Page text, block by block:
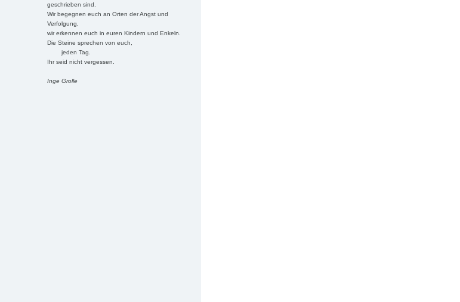
geschrieben sind.
Wir begegnen euch an Orten der Angst und
Verfolgung,
wir erkennen euch in euren Kindern und Enkeln.
Die Steine sprechen von euch,
jeden Tag.
Ihr seid nicht vergessen.
Inge Grolle